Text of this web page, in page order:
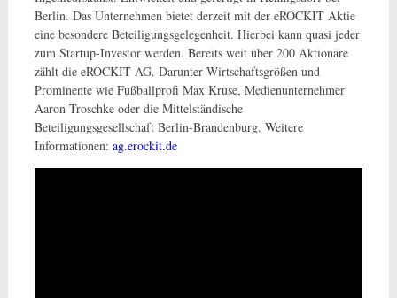
Berlin. Das Unternehmen bietet derzeit mit der eROCKIT Aktie
eine besondere Beteiligungsgelegenheit. Hierbei kann quasi jeder
zum Startup-Investor werden. Bereits weit über 200 Aktionäre
zählt die eROCKIT AG. Darunter Wirtschaftsgrößen und
Prominente wie Fußballprofi Max Kruse, Medienunternehmer
Aaron Troschke oder die Mittelständische
Beteiligungsgesellschaft Berlin-Brandenburg. Weitere
Informationen: ag.erockit.de